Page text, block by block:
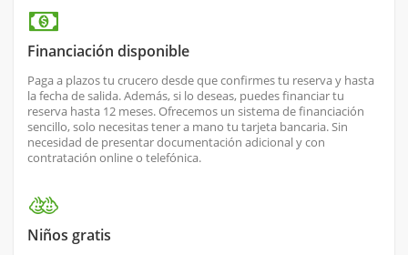
Financiación disponible
Paga a plazos tu crucero desde que confirmes tu reserva y hasta
la fecha de salida. Además, si lo deseas, puedes financiar tu
reserva hasta 12 meses. Ofrecemos un sistema de financiación
sencillo, solo necesitas tener a mano tu tarjeta bancaria. Sin
necesidad de presentar documentación adicional y con
contratación online o telefónica.
Niños gratis